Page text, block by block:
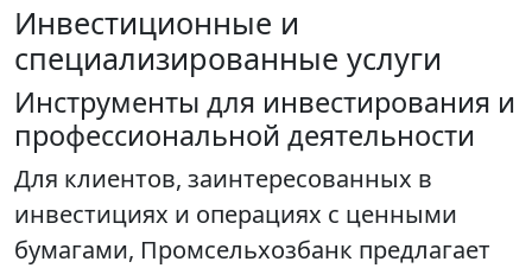
Инвестиционные и
специализированные услуги
Инструменты для инвестирования и
профессиональной деятельности
Для клиентов, заинтересованных в
инвестициях и операциях с ценными
бумагами, Промсельхозбанк предлагает